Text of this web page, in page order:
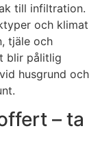
till infiltration.
och klimat
tjäle och
blir pålitlig
husgrund och
– ta